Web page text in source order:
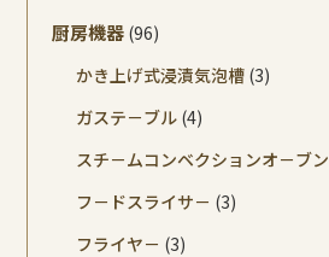
厨房機器 (96)
かき上げ式浸漬気泡槽 (3)
ガステ－ブル (4)
スチ－ムコンベクションオ－ブン
フ－ドスライサ－ (3)
フライヤ－ (3)